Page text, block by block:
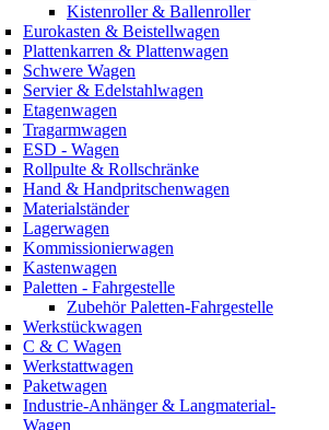
Kistenroller & Ballenroller
Eurokasten & Beistellwagen
Plattenkarren & Plattenwagen
Schwere Wagen
Servier & Edelstahlwagen
Etagenwagen
Tragarmwagen
ESD - Wagen
Rollpulte & Rollschränke
Hand & Handpritschenwagen
Materialständer
Lagerwagen
Kommissionierwagen
Kastenwagen
Paletten - Fahrgestelle
Zubehör Paletten-Fahrgestelle
Werkstückwagen
C & C Wagen
Werkstattwagen
Paketwagen
Industrie-Anhänger & Langmaterial-
Wagen